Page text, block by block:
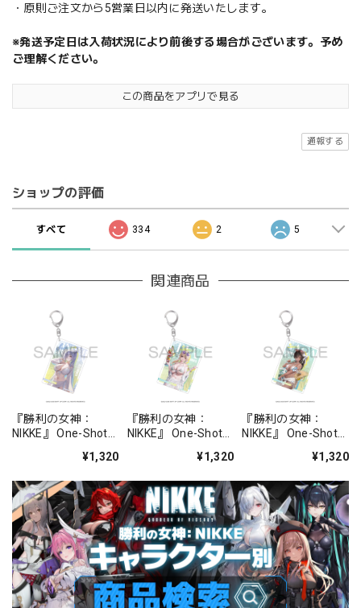
・原則ご注文から5営業日以内に発送いたします。
※発送予定日は入荷状況により前後する場合がございます。予め
ご理解ください。
この商品をアプリで見る
通報する
ショップの評価
すべて 334 2 5
関連商品
『勝利の女神：
NIKKE』 One-Shot
レラ：クリスタルウ
¥1,320
『勝利の女神：
NIKKE』 One-Shot
- シー・リジー¥1,320
『勝利の女神：
NIKKE』 One-Shot
リング・アンサンブ
¥1,320